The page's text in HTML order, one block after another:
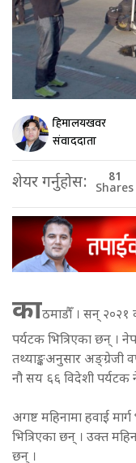
हिमालयखवर
संवाददाता
शेयर गर्नुहोस: 81
Shares
काठमाडौँ । सन् २०२१
पर्यटक भित्रिएका छन् ।
तथ्याङ्कअनुसार अङ्ग्रेजी
नौ सय ६६ विदेशी
अगष्ट महिनामा हवाई
भित्रिएका छन् । उक्त
छन् ।